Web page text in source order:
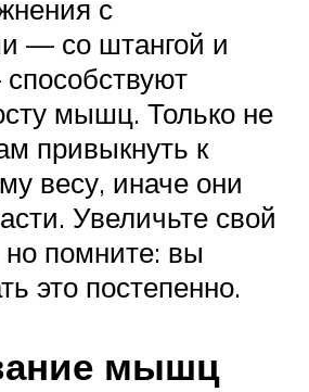
с
— со штангой и
мышц. Только не
привыкнуть к
весу, иначе они
Увеличьте свой
помните: вы
это постепенно.
мышц